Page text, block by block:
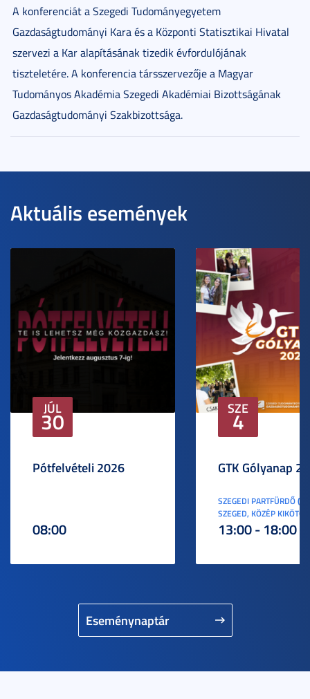
A konferenciát a Szegedi Tudományegyetem
Gazdaságtudományi Kara és a Központi Statisztikai Hivatal
szervezi a Kar alapításának tizedik évfordulójának
tiszteletére. A konferencia társszervezője a Magyar
Tudományos Akadémia Szegedi Akadémiai Bizottságának
Gazdaságtudományi Szakbizottsága.
Aktuális események
Eseménynaptár
JÚL
30
Pótfelvételi 2026
08:00
SZE
4
GTK Gólyanap
SZEGEDI PARTFÜRDŐ
SZEGED, KÖZÉP KIKÖTŐ
13:00 - 18:00